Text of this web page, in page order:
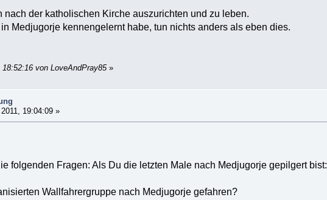
nach der katholischen Kirche auszurichten und zu leben.
Medjugorje kennengelernt habe, tun nichts anders als eben dies.
von LoveAndPray85»
19:04:09 »
folgenden Fragen: Als Du die letzten Male nach Medjugorje gepilgert bist:
Wallfahrergruppe nach Medjugorje gefahren?